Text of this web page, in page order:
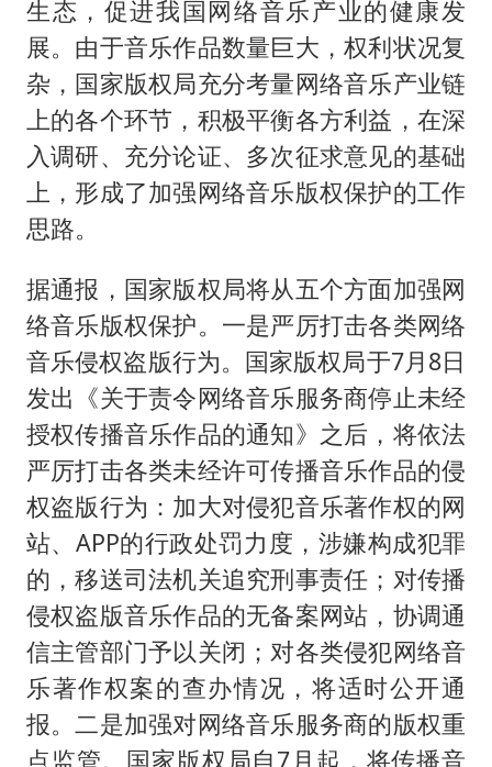
生态，促进我国网络音乐产业的健康发
展。由于音乐作品数量巨大，权利状况复
杂，国家版权局充分考量网络音乐产业链
上的各个环节，积极平衡各方利益，在深
入调研、充分论证、多次征求意见的基础
上，形成了加强网络音乐版权保护的工作
思路。
据通报，国家版权局将从五个方面加强网
络音乐版权保护。一是严厉打击各类网络
音乐侵权盗版行为。国家版权局于7月8日
发出《关于责令网络音乐服务商停止未经
授权传播音乐作品的通知》之后，将依法
严厉打击各类未经许可传播音乐作品的侵
权盗版行为：加大对侵犯音乐著作权的网
站、APP的行政处罚力度，涉嫌构成犯罪
的，移送司法机关追究刑事责任；对传播
侵权盗版音乐作品的无备案网站，协调通
信主管部门予以关闭；对各类侵犯网络音
乐著作权案的查办情况，将适时公开通
报。二是加强对网络音乐服务商的版权重
点监管。国家版权局自7月起，将传播音